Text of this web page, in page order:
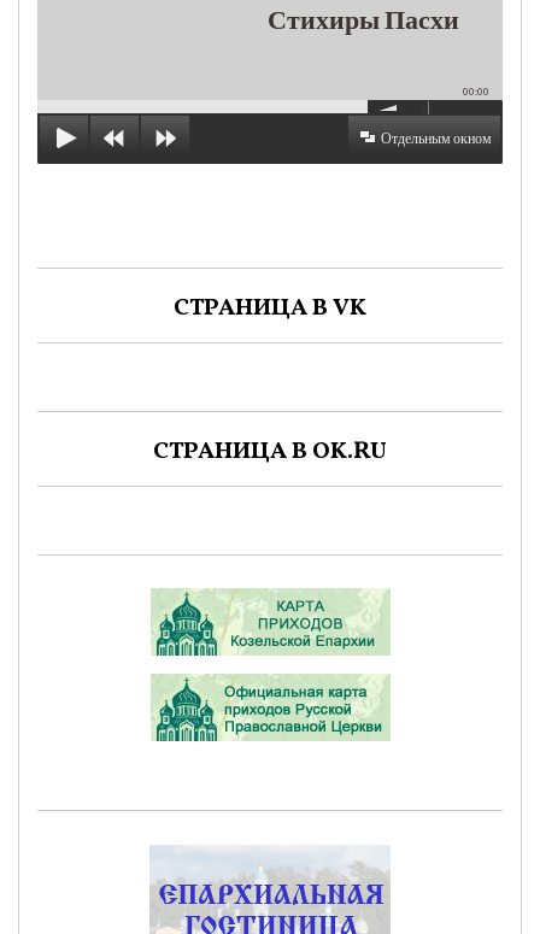
Стихиры Пасхи
00:00
Отдельным окном
СТРАНИЦА В VK
СТРАНИЦА В OK.RU